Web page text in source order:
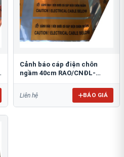
Cảnh báo cáp điện chôn
ngầm 40cm RAO/CNĐL-
Liên hệ BÁO GIÁ